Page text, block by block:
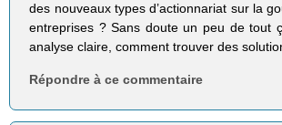
des nouveaux types d’actionnariat sur la
entreprises ? Sans doute un peu de tout
analyse claire, comment trouver des
Répondre à ce commentaire